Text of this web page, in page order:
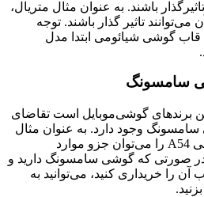
باشند. به عنوان مثال متریال،
تاثیر گذار باشند. توجه
قاب گوشی شیائومی ابتدا مدل
سامسونگ
برندهای گوشی‌موبایل است تقاضای
وجود دارد. به عنوان مثال
قاب گوشی A12 و قاب گوشی A54 را می‌توان جزو موارد
صورتی که گوشی سامسونگ دارید و
را خریداری کنید، می‌توانید به